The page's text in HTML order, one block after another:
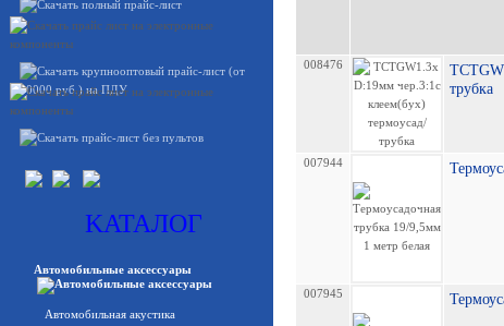
KATAЛОГ
Автомобильные аксессуары
Автомобильная акустика
008476
трубка
007944
007945